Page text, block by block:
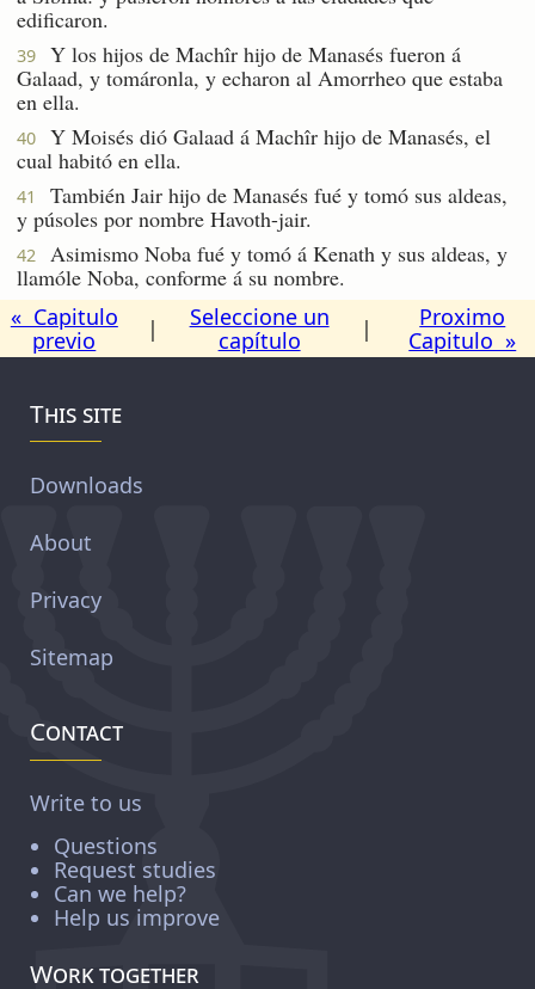
edificaron.
39
Y los hijos de Machîr hijo de Manasés fueron á
Galaad, y tomáronla, y echaron al Amorrheo que estaba
en ella.
40
Y Moisés dió Galaad á Machîr hijo de Manasés, el
cual habitó en ella.
41
También Jair hijo de Manasés fué y tomó sus aldeas,
y púsoles por nombre Havoth-jair.
42
Asimismo Noba fué y tomó á Kenath y sus aldeas, y
llamóle Noba, conforme á su nombre.
« Capitulo
previo
|
Seleccione un
capítulo
|
Proximo
Capitulo »
This site
Downloads
About
Privacy
Sitemap
Contact
Write to us
Questions
Request studies
Can we help?
Help us improve
Work together